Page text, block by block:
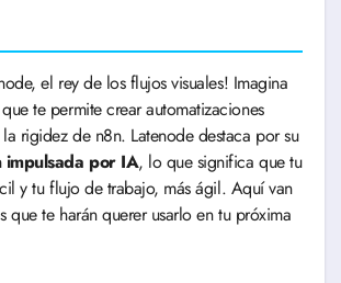
el rey de los flujos visuales! Imagina
te permite crear automatizaciones
rigidez de n8n. Latenode destaca por su
impulsada por IA, lo que significa que tu
y tu flujo de trabajo, más ágil. Aquí van
que te harán querer usarlo en tu próxima